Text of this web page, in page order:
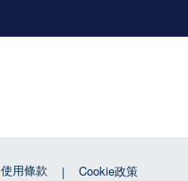
使用條款 Cookie政策